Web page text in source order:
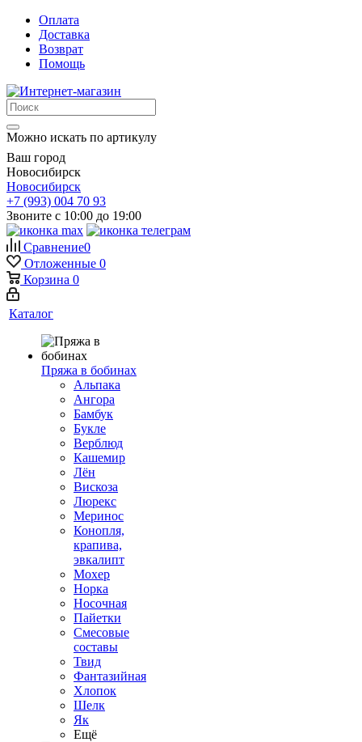
Оплата
Доставка
Возврат
Помощь
Можно искать по артикулу
Ваш город
Новосибирск
Новосибирск
+7 (993) 004 70 93
Звоните с 10:00 до 19:00
Сравнение0
Отложенные 0
Корзина 0
Каталог
Пряжа в бобинах
Альпака
Ангора
Бамбук
Букле
Верблюд
Кашемир
Лён
Вискоза
Люрекс
Меринос
Конопля,
крапива,
эвкалипт
Мохер
Норка
Носочная
Пайетки
Смесовые
составы
Твид
Фантазийная
Хлопок
Шелк
Як
Ещё